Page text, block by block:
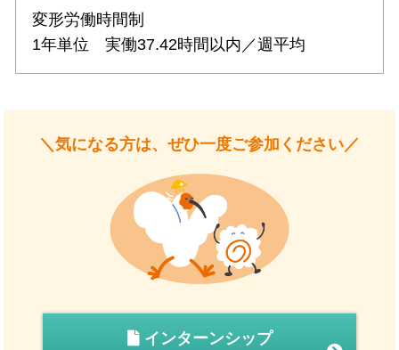
変形労働時間制
1年単位 実働37.42時間以内／週平均
＼気になる方は、ぜひ一度ご参加ください／
インターンシップ